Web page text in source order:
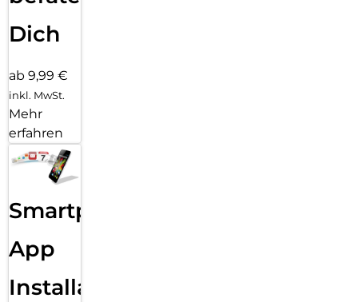
Dich
ab 9,99 €
inkl. MwSt.
Mehr
erfahren
Smartphone
App
Installation